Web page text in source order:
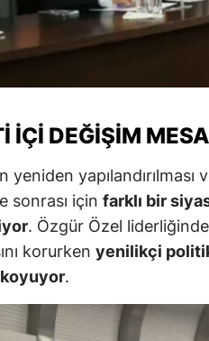
Karabük
İÇI DEĞIŞIM
yeniden
sonrası için farklı bir
. Özgür Özel
korurken yenilikçi
.